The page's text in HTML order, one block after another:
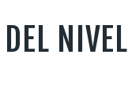
NIVEL